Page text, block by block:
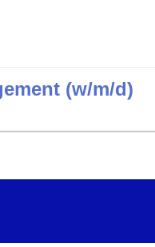
(w/m/d)